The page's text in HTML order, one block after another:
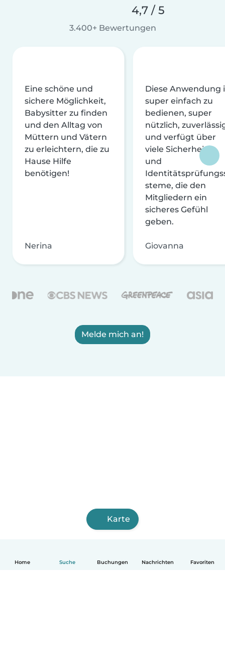
Home Suche Buchungen Nachrichten Favoriten
4,7 / 5
3.400+ Bewertungen
Eine schöne und
sichere Möglichkeit,
Babysitter zu finden
und den Alltag von
Müttern und Vätern
zu erleichtern, die zu
Hause Hilfe
benötigen!
Nerina
Diese Anwendung
super einfach zu
bedienen, super
nützlich,
und verfügt über
viele Sicherheits-
und
steme, die den
Mitgliedern ein
sicheres Gefühl
geben.
Giovanna
Melde mich an!
Karte